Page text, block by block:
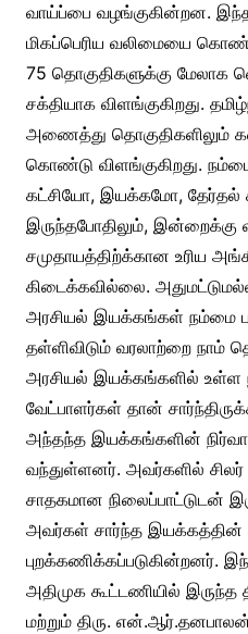
வாய்ப்பை வழங்குகின்றன. இந்த
மிகப்பெரிய வலிமையை
75 தொகுதிகளுக்கு மேலாக
சக்தியாக விளங்குகிறது.
அணைத்து தொகுதிகளிலும்
கொண்டு விளங்குகிறது.
கட்சியோ, இயக்கமோ, தேர்தல்
இருந்தபோதிலும், இன்றைக்கு
சமுதாயத்திற்க்கான உரிய
கிடைக்கவில்லை.
அரசியல் இயக்கங்கள் நம்மை
தள்ளிவிடும் வரலாற்றை நாம்
அரசியல் இயக்கங்களில் உள்ள
வேட்பாளர்கள் தான்
அந்தந்த இயக்கங்களின்
வந்துள்ளனர். அவர்களில் சிலர்
சாதகமான நிலைப்பாட்டுடன்
அவர்கள் சார்ந்த
புறக்கணிக்கப்படுகின்றனர்.
அதிமுக கூட்டணியில் இருந்த
மற்றும் திரு.